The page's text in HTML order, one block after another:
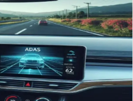
ى
X
ي
د
إ
ل
ك